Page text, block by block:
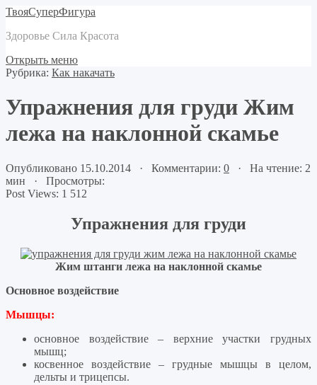
ТвояСуперФигура
Здоровье Сила Красота
Открыть меню
Рубрика: Как накачать
Упражнения для груди Жим
лежа на наклонной скамье
Опубликовано 15.10.2014 · Комментарии: 0 · На чтение: 2
мин · Просмотры:
Post Views: 1 512
Упражнения для груди
Жим штанги лежа на наклонной скамье
Основное воздействие
Мышцы:
основное воздействие – верхние участки грудных
мышц;
косвенное воздействие – грудные мышцы в целом,
дельты и трицепсы.